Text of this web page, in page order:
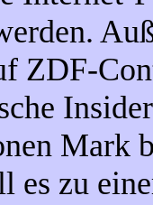
ZDF-
Mark
es zu